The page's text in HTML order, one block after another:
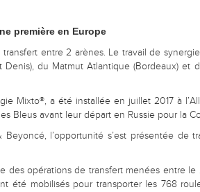
première en Europe
entre 2 arènes. Le travail de
du Matmut Atlantique (Bordeaux) et
Mixto®, a été installée en juillet 2017 à
Bleus avant leur départ en Russie pour la
l’opportunité s’est présentée
des opérations de transfert menées entre
été mobilisés pour transporter les 768